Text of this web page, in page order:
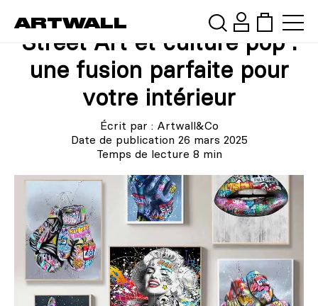
ARTWALL
Rechercher
Street Art et culture pop :
une fusion parfaite pour
votre intérieur
Écrit par : Artwall&Co
Date de publication 26 mars 2025
Temps de lecture 8 min